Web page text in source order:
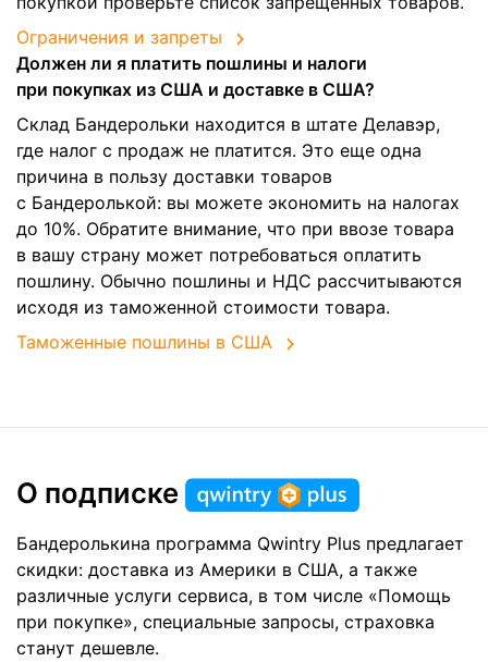
Ограничения и запреты
Должен ли я платить пошлины и налоги
при покупках из США и доставке в США?
Склад Бандерольки находится в штате Делавэр,
где налог с продаж не платится. Это еще одна
причина в пользу доставки товаров
с Бандеролькой: вы можете экономить на налогах
до 10%. Обратите внимание, что при ввозе товара
в вашу страну может потребоваться оплатить
пошлину. Обычно пошлины и НДС рассчитываются
исходя из таможенной стоимости товара.
Таможенные пошлины в США
О подписке
Бандеролькина программа Qwintry Plus предлагает
скидки: доставка из Америки в США, а также
различные услуги сервиса, в том числе «Помощь
при покупке», специальные запросы, страховка
станут дешевле.